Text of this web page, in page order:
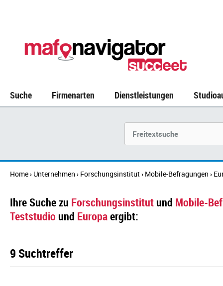
Suche Firmenarten Dienstleistungen
Home› Unternehmen › Forschungsinstitut› Mobile-Befragungen ›
Ihre Suche zu Forschungsinstitutund Mobile-
Teststudio und Europaergibt:
9 Suchtreffer